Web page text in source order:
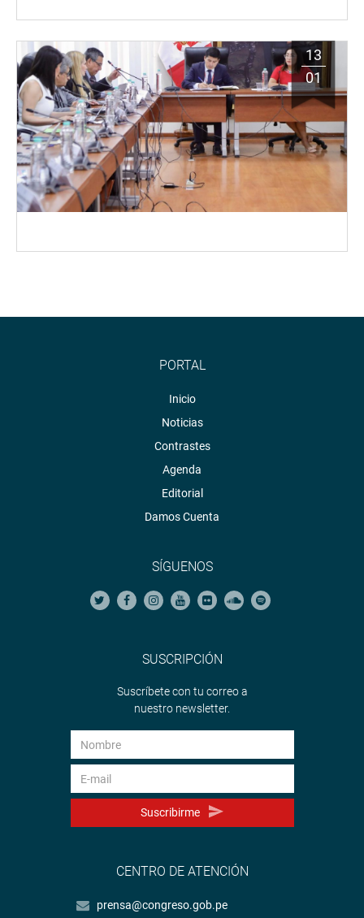
13
01
PORTAL
Inicio
Noticias
Contrastes
Agenda
Editorial
Damos Cuenta
SÍGUENOS
SUSCRIPCIÓN
Suscríbete con tu correo a
nuestro newsletter.
Suscribirme
CENTRO DE ATENCIÓN
prensa@congreso.gob.pe